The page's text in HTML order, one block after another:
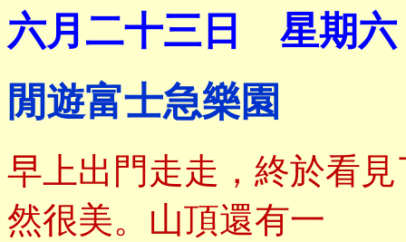
六月二十三日 星期六
閒遊富士急樂園
早上出門走走，終於看
然很美。山頂還有一